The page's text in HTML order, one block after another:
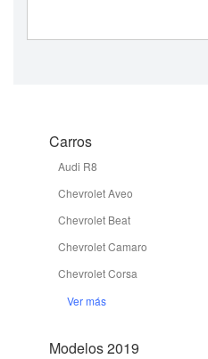
Carros
Audi R8
Chevrolet Aveo
Chevrolet Beat
Chevrolet Camaro
Chevrolet Corsa
Ver más
Modelos 2019